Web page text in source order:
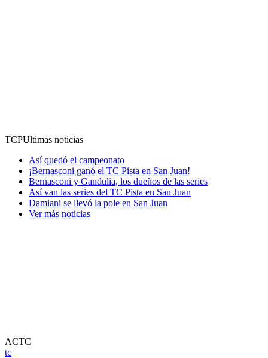
TCPUltimas noticias
Así quedó el campeonato
¡Bernasconi ganó el TC Pista en San Juan!
Bernasconi y Gandulia, los dueños de las series
Así van las series del TC Pista en San Juan
Damiani se llevó la pole en San Juan
Ver más noticias
ACTC
tc